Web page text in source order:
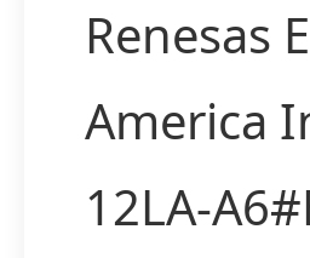
Renesas
America
12LA-